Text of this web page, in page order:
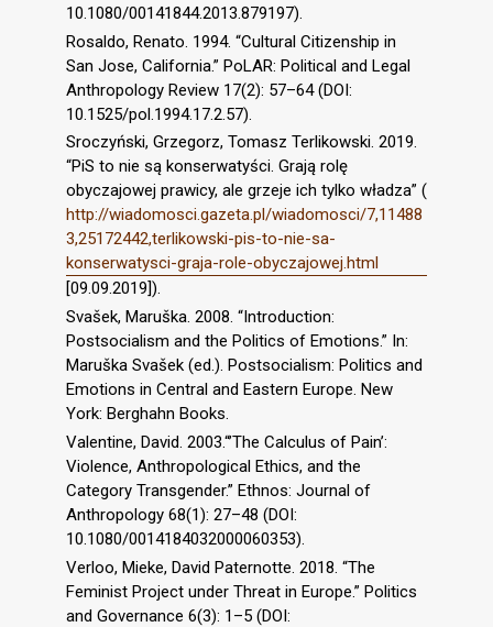
10.1080/00141844.2013.879197).
Rosaldo, Renato. 1994. “Cultural Citizenship in
San Jose, California.” PoLAR: Political and Legal
Anthropology Review 17(2): 57–64 (DOI:
10.1525/pol.1994.17.2.57).
Sroczyński, Grzegorz, Tomasz Terlikowski. 2019.
“PiS to nie są konserwatyści. Grają rolę
obyczajowej prawicy, ale grzeje ich tylko władza” (
http://wiadomosci.gazeta.pl/wiadomosci/7,11488
3,25172442,terlikowski-pis-to-nie-sa-
konserwatysci-graja-role-obyczajowej.html
[09.09.2019]).
Svašek, Maruška. 2008. “Introduction:
Postsocialism and the Politics of Emotions.” In:
Maruška Svašek (ed.). Postsocialism: Politics and
Emotions in Central and Eastern Europe. New
York: Berghahn Books.
Valentine, David. 2003.“’The Calculus of Pain’:
Violence, Anthropological Ethics, and the
Category Transgender.” Ethnos: Journal of
Anthropology 68(1): 27–48 (DOI:
10.1080/0014184032000060353).
Verloo, Mieke, David Paternotte. 2018. “The
Feminist Project under Threat in Europe.” Politics
and Governance 6(3): 1–5 (DOI: